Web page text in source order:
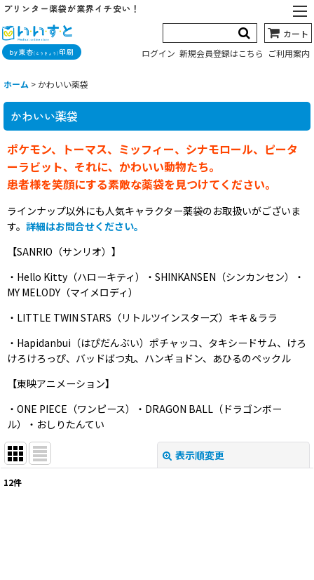
プリンター薬袋が業界イチ安い！
by東杏(とうきょう) 印刷
カート
ログイン 新規会員登録はこちら ご利用案内
ホーム > かわいい薬袋
かわいい薬袋
ポケモン、トーマス、ミッフィー、シナモロール、ピータ
ーラビット、それに、かわいい動物たち。
患者様を笑顔にする素敵な薬袋を見つけてください。
ラインナップ以外にも人気キャラクター薬袋のお取扱いがございま
す。 詳細はお問合せください。
【SANRIO（サンリオ）】
・Hello Kitty（ハローキティ）・SHINKANSEN（シンカンセン）・
MY MELODY（マイメロディ）
・LITTLE TWIN STARS（リトルツインスターズ）キキ＆ララ
・Hapidanbui（はぴだんぶい）ポチャッコ、タキシードサム、けろ
けろけろっぴ、バッドばつ丸、ハンギョドン、あひるのペックル
【東映アニメーション】
・ONE PIECE（ワンピース）・DRAGON BALL（ドラゴンボー
ル）・おしりたんてい
表示順変更
12件